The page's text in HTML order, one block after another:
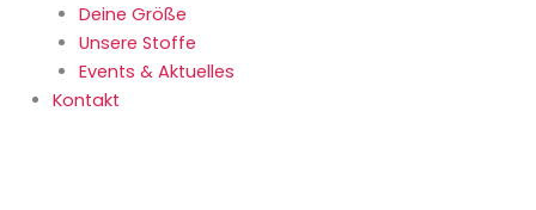
Deine Größe
Unsere Stoffe
Events & Aktuelles
Kontakt